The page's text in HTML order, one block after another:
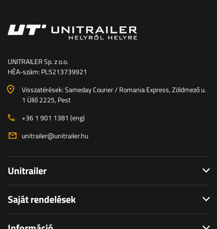
UNITRAILER Sp. z o.o.
HÉA-szám: PL5213739921
Visszatérések: Sameday Courier / Romania Express, Zöldmező u.
1 Üllő 2225, Pest
+36 1 901 1381 (eng)
unitrailer@unitrailer.hu
Unitrailer
Saját rendelések